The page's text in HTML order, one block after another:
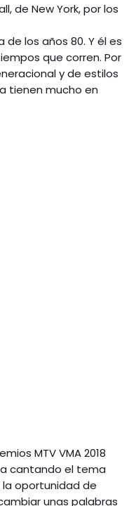
de New York, por los
los años 80. Y él es
que corren. Por
y de estilos
tienen mucho en
MTV VMA 2018
cantando el tema
la oportunidad de
unas palabras